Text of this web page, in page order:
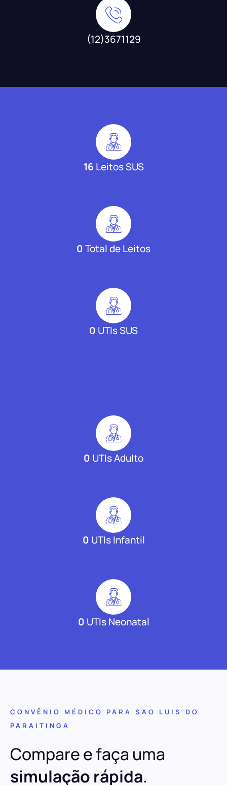
(12)3671129
16 Leitos SUS
0Total de Leitos
0 UTIs SUS
0 UTIs Adulto
0 UTIs Infantil
0 UTIs Neonatal
CONVÊNIO MÉDICO PARA SAO LUIS DO
PARAITINGA
Compare e faça uma
simulação rápida.